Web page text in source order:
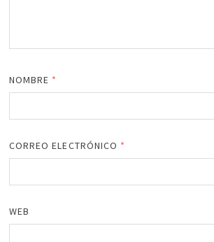
NOMBRE *
CORREO ELECTRÓNICO *
WEB